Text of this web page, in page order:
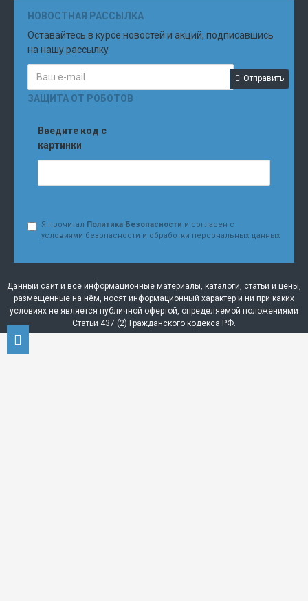
НОВОСТНАЯ РАССЫЛКА
Оставайтесь в курсе новостей и акций, подписавшись
на нашу рассылку
Отправить
ЗАЩИТА ОТ РОБОТОВ
Введите код с
картинки
Я прочитал Политика Безопасности и согласен с
условиями безопасности и обработки персональных данных
Данный сайт и все информационные материалы, каталоги, статьи и цены,
размещенные на нём, носят информационный характер и ни при каких
условиях не является публичной офертой, определяемой положениями
Статьи 437 (2) Гражданского кодекса РФ.